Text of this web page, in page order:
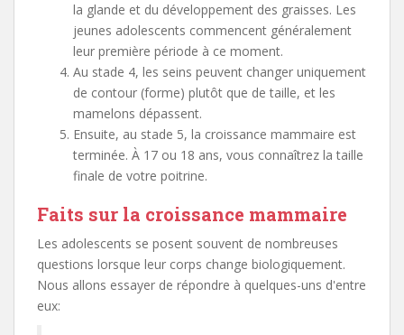
la glande et du développement des graisses. Les
jeunes adolescents commencent généralement
leur première période à ce moment.
Au stade 4, les seins peuvent changer uniquement
de contour (forme) plutôt que de taille, et les
mamelons dépassent.
Ensuite, au stade 5, la croissance mammaire est
terminée. À 17 ou 18 ans, vous connaîtrez la taille
finale de votre poitrine.
Faits sur la croissance mammaire
Les adolescents se posent souvent de nombreuses
questions lorsque leur corps change biologiquement.
Nous allons essayer de répondre à quelques-uns d'entre
eux: